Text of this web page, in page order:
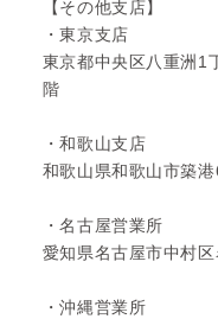
【その他支店】
・東京支店
東京都中央区八重洲
階
・和歌山支店
和歌山県和歌山市築
・名古屋営業所
愛知県名古屋市中村
・沖縄営業所